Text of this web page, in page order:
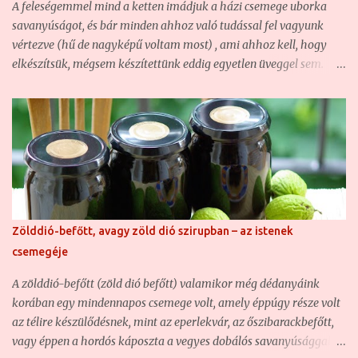
eltalált recepteket. Hajlandó vagyok kísérletezni is, így sokszor
itt-o...
A feleségemmel mind a ketten imádjuk a házi csemege uborka
savanyúságot, és bár minden ahhoz való tudással fel vagyunk
vértezve (hű de nagyképű voltam most) , ami ahhoz kell, hogy
elkészítsük, mégsem készítettünk eddig egyetlen üveggel sem.
piacokon pedig 4-7 centis uborkákat beszerezni szinte lehetetlen,
mert a termelő egyszerűen nem szedi le, amíg ilyen pici, csak ha
nagyüzemi leadásra szánják. A piacon inkább a kovászolni való
nagyobbacska méret a jellemző, de az meg már túl "öreg"
csemege uborka savanyúságnak. Ezért ezt kénytelenek voltunk
eddig mindig készen venni. Idén azonban szerencsénk volt, mert
az anyósomék hoztak nekünk majdnem 22 kiló 4-7 centis
csemege uborkát, ami ugyan kovászolni egyáltalán nem jó, de
ahhoz, hogy házi csemege uborka savanyúságot készítsünk
belőle a téli hónapokra, kiváló. Ezért elhatároztuk, hogy 2 kg
kivételével (ezeket frissen történő elfogyasztásra szántuk) az
egészből h...
Zölddió-befőtt, avagy zöld dió szirupban – az istenek
csemegéje
A zölddió-befőtt (zöld dió befőtt) valamikor még dédanyáink
korában egy mindennapos csemege volt, amely éppúgy része volt
az télire készülődésnek, mint az eperlekvár, az őszibarackbefőtt,
vagy éppen a hordós káposzta a vegyes dobálós savanyúsággal